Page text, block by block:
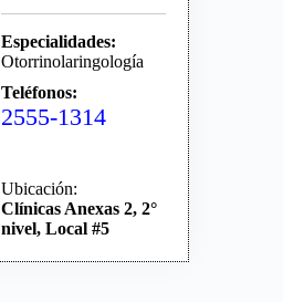
Especialidades:
Otorrinolaringología
Teléfonos:
2555-1314
Ubicación:
Clínicas Anexas 2, 2°
nivel, Local #5